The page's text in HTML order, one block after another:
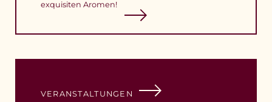
exquisiten Aromen!
VERANSTALTUNGEN